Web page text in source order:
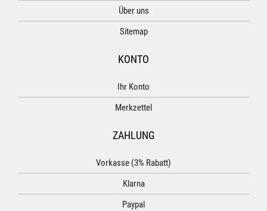
Über uns
Sitemap
KONTO
Ihr Konto
Merkzettel
ZAHLUNG
Vorkasse (3% Rabatt)
Klarna
Paypal